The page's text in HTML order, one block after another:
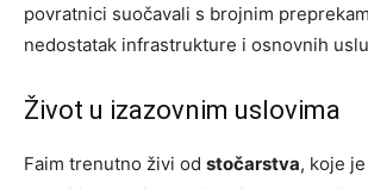
povratnici suočavali s brojnim
nedostatak infrastrukture i osnovnih
Život u izazovnim uslovima
Faim trenutno živi od stočarstva, koje